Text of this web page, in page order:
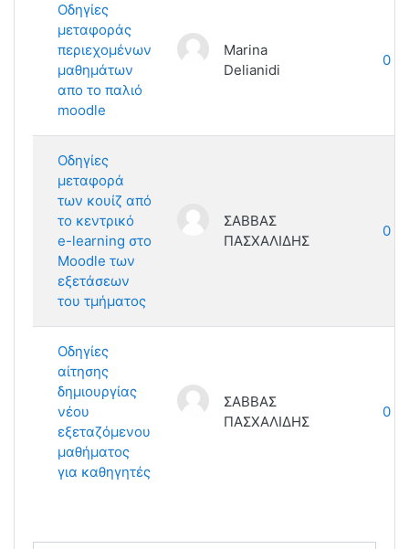
Οδηγίες
μεταφοράς
περιεχομένων
μαθημάτων
απο το παλιό
moodle
Marina
Delianidi
0
Οδηγίες
μεταφορά
των κουίζ από
το κεντρικό
e-learning στο
Moodle των
εξετάσεων
του τμήματος
ΣΑΒΒΑΣ
ΠΑΣΧΑΛΙΔΗΣ
0
Οδηγίες
αίτησης
δημιουργίας
νέου
εξεταζόμενου
μαθήματος
για καθηγητές
ΣΑΒΒΑΣ
ΠΑΣΧΑΛΙΔΗΣ
0